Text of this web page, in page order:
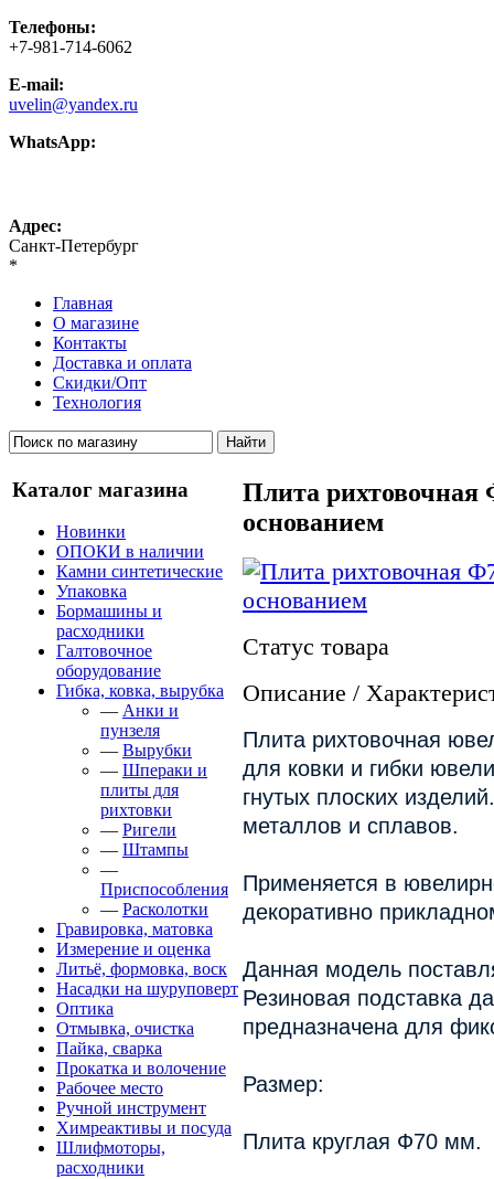
Телефоны:
+7-981-714-6062
E-mail:
uvelin@yandex.ru
WhatsApp:
Адрес:
Санкт-Петербург
*
Главная
О магазине
Контакты
Доставка и оплата
Скидки/Опт
Технология
Каталог магазина
Новинки
ОПОКИ в наличии
Камни синтетические
Упаковка
Бормашины и
расходники
Галтовочное
оборудование
Гибка, ковка, вырубка
— Анки и
пунзеля
— Вырубки
— Шпераки и
плиты для
рихтовки
— Ригели
— Штампы
—
Приспособления
— Расколотки
Гравировка, матовка
Измерение и оценка
Литьё, формовка, воск
Насадки на шуруповерт
Оптика
Отмывка, очистка
Пайка, сварка
Прокатка и волочение
Рабочее место
Ручной инструмент
Химреактивы и посуда
Шлифмоторы,
расходники
Плита
основанием
Статус товара
Описание /
Плита рихтовочная
для ковки и гибки
гнутых плоских
металлов и сплавов.
Применяется в
декоративно
Данная модель
Резиновая подставка
предназначена для
Размер:
Плита круглая Ф70 мм.